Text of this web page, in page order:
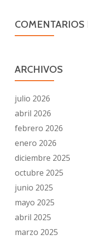
COMENTARIOS
ARCHIVOS
julio 2026
abril 2026
febrero 2026
enero 2026
diciembre 2025
octubre 2025
junio 2025
mayo 2025
abril 2025
marzo 2025